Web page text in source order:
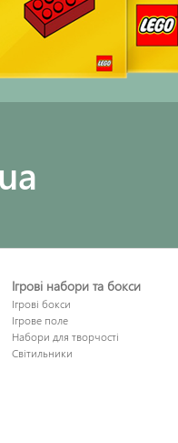
Ігрові набори та бокси
Ігрові бокси
Ігрове поле
Набори для творчості
Світильники